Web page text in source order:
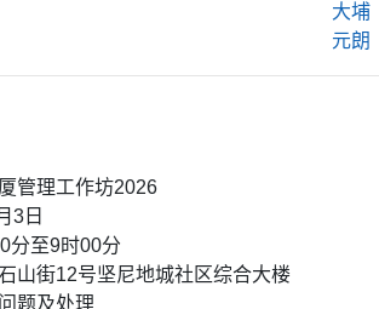
大埔
元朗
管理工作坊2026
3日
分至9时00分
山街12号坚尼地城社区综合大楼
题及处理